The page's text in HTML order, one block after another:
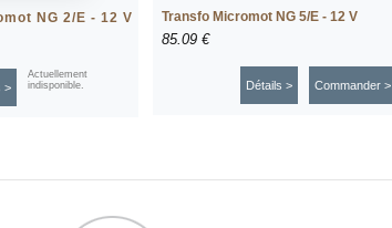
NG 2/E - 12 V
Actuellement
indisponible.
>
Transfo Micromot NG 5/E - 12 V
85.09 €
Commander >
Détails >